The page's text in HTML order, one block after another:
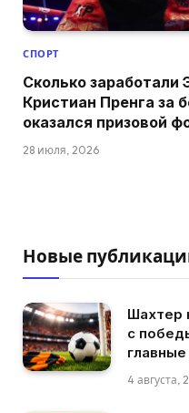
СПОРТ
Сколько
Кристиан Пренга за
оказался призовой
28 июля, 2026
Новые
Шахтер
с
4 августа,